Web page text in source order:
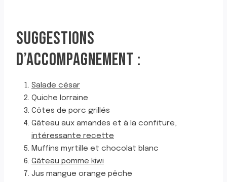
SUGGESTIONS
D’ACCOMPAGNEMENT :
Salade césar
Quiche lorraine
Côtes de porc grillés
Gâteau aux amandes et à la confiture,
intéressante recette
Muffins myrtille et chocolat blanc
Gâteau pomme kiwi
Jus mangue orange pêche